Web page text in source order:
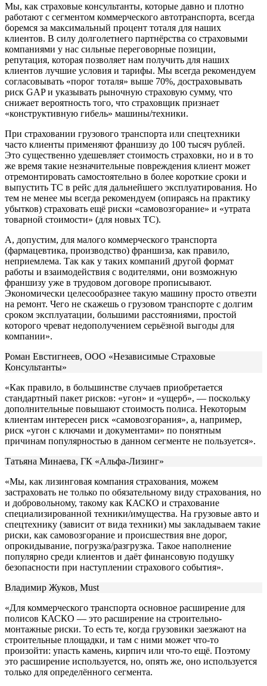
Мы, как страховые консультанты, которые давно и плотно
работают с сегментом коммерческого автотранспорта, всегда
боремся за максимальный процент тоталя для наших
клиентов. В силу долголетнего партнёрства со страховыми
компаниями у нас сильные переговорные позиции,
репутация, которая позволяет нам получить для наших
клиентов лучшие условия и тарифы. Мы всегда рекомендуем
согласовывать «порог тоталя» выше 70%, достраховывать
риск GAP и указывать рыночную страховую сумму, что
снижает вероятность того, что страховщик признает
«конструктивную гибель» машины/техники.
При страховании грузового транспорта или спецтехники
часто клиенты применяют франшизу до 100 тысяч рублей.
Это существенно удешевляет стоимость страховки, но и в то
же время такие незначительные повреждения клиент может
отремонтировать самостоятельно в более короткие сроки и
выпустить ТС в рейс для дальнейшего эксплуатирования. Но
тем не менее мы всегда рекомендуем (опираясь на практику
убытков) страховать ещё риски «самовозгорание» и «утрата
товарной стоимости» (для новых ТС).
А, допустим, для малого коммерческого транспорта
(фармацевтика, производство) франшиза, как правило,
неприемлема. Так как у таких компаний другой формат
работы и взаимодействия с водителями, они возможную
франшизу уже в трудовом договоре прописывают.
Экономически целесообразнее такую машину просто отвезти
на ремонт. Чего не скажешь о грузовом транспорте с долгим
сроком эксплуатации, большими расстояниями, простой
которого чреват недополучением серьёзной выгоды для
компании».
Роман Евстигнеев, ООО «Независимые Страховые
Консультанты»
«Как правило, в большинстве случаев приобретается
стандартный пакет рисков: «угон» и «ущерб», — поскольку
дополнительные повышают стоимость полиса. Некоторым
клиентам интересен риск «самовозгорания», а, например,
риск «угон с ключами и документами» по понятным
причинам популярностью в данном сегменте не пользуется».
Татьяна Минаева, ГК «Альфа-Лизинг»
«Мы, как лизинговая компания страхования, можем
застраховать не только по обязательному виду страхования, но
и добровольному, такому как КАСКО и страхование
специализированной техники/имущества. На грузовые авто и
спецтехнику (зависит от вида техники) мы закладываем такие
риски, как самовозгорание и происшествия вне дорог,
опрокидывание, погрузка/разгрузка. Такое наполнение
популярно среди клиентов и даёт финансовую подушку
безопасности при наступлении страхового события».
Владимир Жуков, Must
«Для коммерческого транспорта основное расширение для
полисов КАСКО — это расширение на строительно-
монтажные риски. То есть те, когда грузовики заезжают на
строительные площадки, и там с ними может что-то
произойти: упасть камень, кирпич или что-то ещё. Поэтому
это расширение используется, но, опять же, оно используется
только для определённого сегмента.